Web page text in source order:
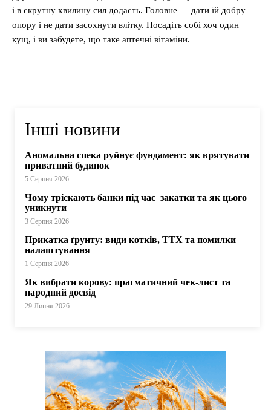
і в скрутну хвилину сил додасть. Головне — дати їй добру
опору і не дати засохнути влітку. Посадіть собі хоч один
кущ, і ви забудете, що таке аптечні вітаміни.
Інші новини
Аномальна спека руйнує фундамент: як врятувати
приватний будинок
5 Серпня 2026
Чому тріскають банки під час закатки та як цього
уникнути
3 Серпня 2026
Прикатка ґрунту: види котків, ТТХ та помилки
налаштування
1 Серпня 2026
Як вибрати корову: прагматичний чек-лист та
народний досвід
29 Липня 2026